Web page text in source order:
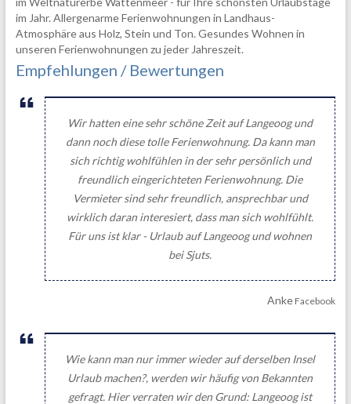
im Jahr. Allergenarme Ferienwohnungen in Landhaus-
Atmosphäre aus Holz, Stein und Ton. Gesundes Wohnen in
unseren Ferienwohnungen zu jeder Jahreszeit.
Empfehlungen / Bewertungen
Wir hatten eine sehr schöne Zeit auf Langeoog und
dann noch diese tolle Ferienwohnung. Da kann man
sich richtig wohlfühlen in der sehr persönlich und
freundlich eingerichteten Ferienwohnung. Die
Vermieter sind sehr freundlich, ansprechbar und
wirklich daran interesiert, dass man sich wohlfühlt.
Für uns ist klar - Urlaub auf Langeoog und wohnen
bei Sjuts.
Anke Facebook
Wie kann man nur immer wieder auf derselben Insel
Urlaub machen?, werden wir häufig von Bekannten
gefragt. Hier verraten wir den Grund: Langeoog ist